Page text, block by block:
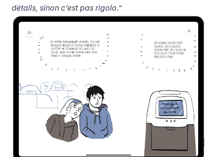
détails, sinon c’est pas rigolo.”